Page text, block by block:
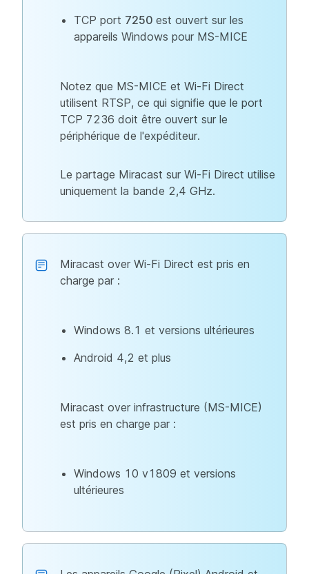
TCP port 7250 est ouvert sur les
appareils Windows pour MS-MICE
Notez que MS-MICE et Wi-Fi Direct
utilisent RTSP, ce qui signifie que le port
TCP 7236 doit être ouvert sur le
périphérique de l'expéditeur.
Le partage Miracast sur Wi-Fi Direct utilise
uniquement la bande 2,4 GHz.
Miracast over Wi-Fi Direct est pris en
charge par :
Windows 8.1 et versions ultérieures
Android 4,2 et plus
Miracast over infrastructure (MS-MICE)
est pris en charge par :
Windows 10 v1809 et versions
ultérieures